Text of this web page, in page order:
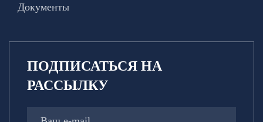
Документы
ПОДПИСАТЬСЯ НА
РАССЫЛКУ